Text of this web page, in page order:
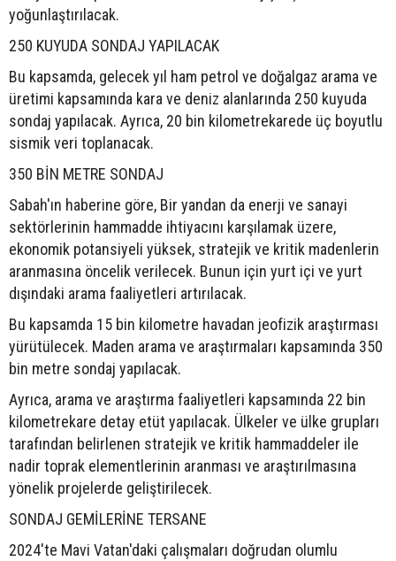
yoğunlaştırılacak.
250 KUYUDA SONDAJ YAPILACAK
Bu kapsamda, gelecek yıl ham petrol ve doğalgaz arama ve
üretimi kapsamında kara ve deniz alanlarında 250 kuyuda
sondaj yapılacak. Ayrıca, 20 bin kilometrekarede üç boyutlu
sismik veri toplanacak.
350 BİN METRE SONDAJ
Sabah'ın haberine göre, Bir yandan da enerji ve sanayi
sektörlerinin hammadde ihtiyacını karşılamak üzere,
ekonomik potansiyeli yüksek, stratejik ve kritik madenlerin
aranmasına öncelik verilecek. Bunun için yurt içi ve yurt
dışındaki arama faaliyetleri artırılacak.
Bu kapsamda 15 bin kilometre havadan jeofizik araştırması
yürütülecek. Maden arama ve araştırmaları kapsamında 350
bin metre sondaj yapılacak.
Ayrıca, arama ve araştırma faaliyetleri kapsamında 22 bin
kilometrekare detay etüt yapılacak. Ülkeler ve ülke grupları
tarafından belirlenen stratejik ve kritik hammaddeler ile
nadir toprak elementlerinin aranması ve araştırılmasına
yönelik projelerde geliştirilecek.
SONDAJ GEMİLERİNE TERSANE
2024'te Mavi Vatan'daki çalışmaları doğrudan olumlu